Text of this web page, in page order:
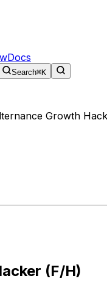
Docs
Search⌘K
Growth
(F/H)